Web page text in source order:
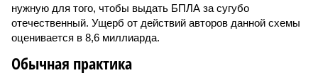
нужную для того, чтобы выдать БПЛА за сугубо
отечественный. Ущерб от действий авторов данной схемы
оценивается в 8,6 миллиарда.
Обычная практика